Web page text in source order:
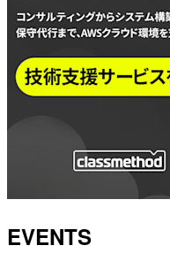
EVENTS